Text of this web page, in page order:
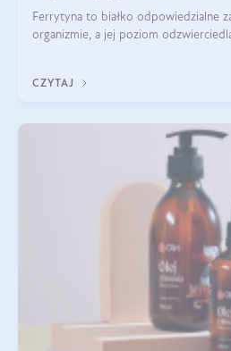
Ferrytyna to białko odpowiedzialne
organizmie, a jej poziom
funkcjonowanie (
CZYTAJ